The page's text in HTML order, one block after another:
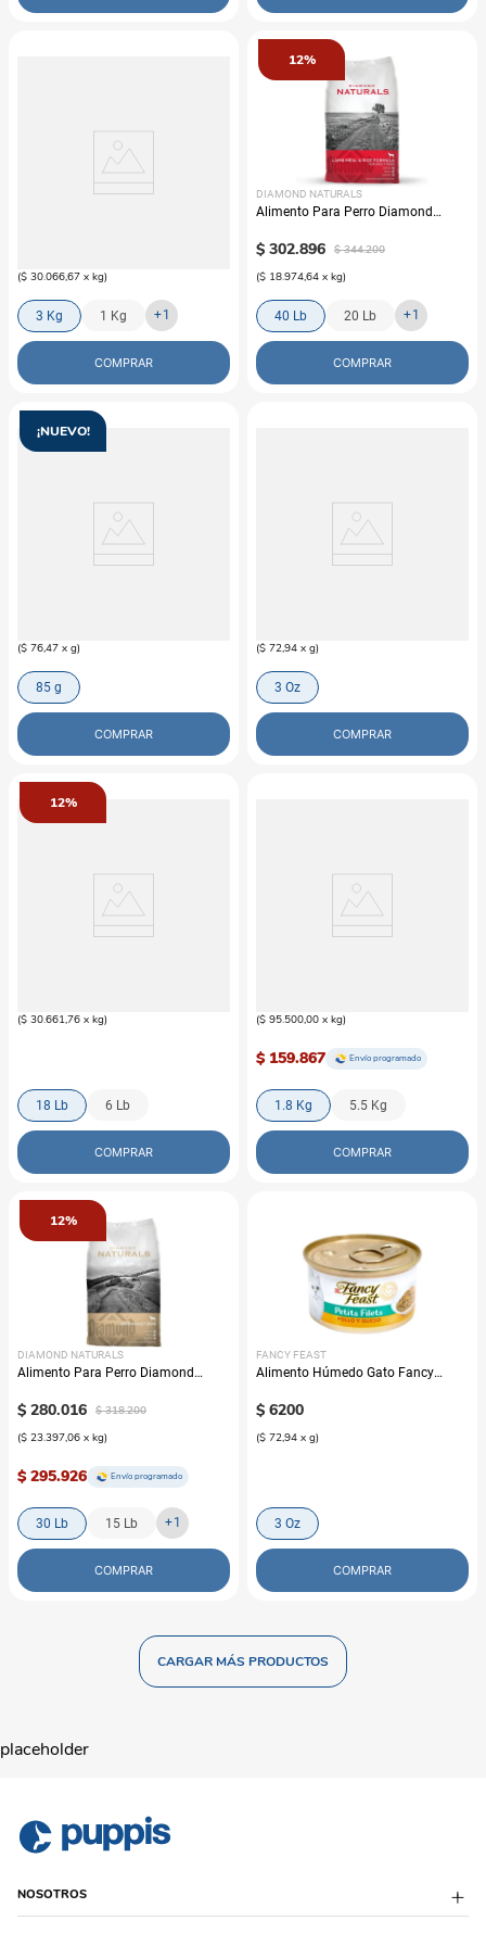
($ 30.066,67 x kg)
3 Kg 1 Kg +1
COMPRAR
12%
DIAMOND NATURALS
Alimento Para Perro Diamond
$ 302.896 $ 344.200
($ 18.974,64 x kg)
40 Lb 20 Lb +1
COMPRAR
¡NUEVO!
($ 76,47 x g)
85 g
COMPRAR
($ 72,94 x g)
3 Oz
COMPRAR
12%
DIAMOND NATURALS
($ 30.661,76 x kg)
18 Lb 6 Lb
COMPRAR
($ 95.500,00 x kg)
$ 159.867 Envío programado
1.8 Kg 5.5 Kg
COMPRAR
12%
DIAMOND NATURALS
Alimento Para Perro Diamond
$ 280.016 $ 318.200
($ 23.397,06 x kg)
$ 295.926 Envío programado
30 Lb 15 Lb +1
COMPRAR
FANCY FEAST
Alimento Húmedo Gato Fancy
$ 6200
($ 72,94 x g)
3 Oz
COMPRAR
placeholder
NOSOTROS